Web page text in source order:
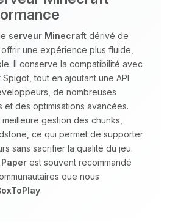
serveur Minecraft dérivé de
une expérience plus fluide,
Il conserve la compatibilité avec
tout en ajoutant une API
de nombreuses
des optimisations avancées.
gestion des chunks,
ce qui permet de supporter
sans sacrifier la qualité du jeu.
Paper est souvent recommandé
que nous
.
quelqu’un pour me
c’est Choupy, ton petit
BoxToPlay. Dis-moi ce dont
et je vais remuer mes
pour t’aider.
à 02:43